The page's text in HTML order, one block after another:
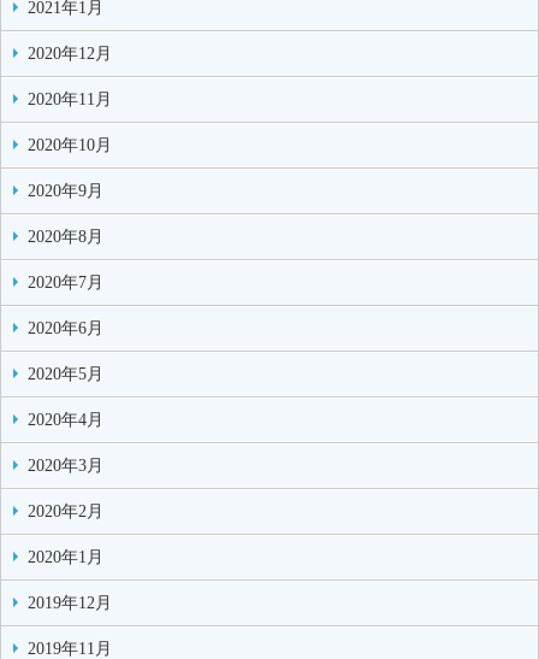
2021年1月
2020年12月
2020年11月
2020年10月
2020年9月
2020年8月
2020年7月
2020年6月
2020年5月
2020年4月
2020年3月
2020年2月
2020年1月
2019年12月
2019年11月